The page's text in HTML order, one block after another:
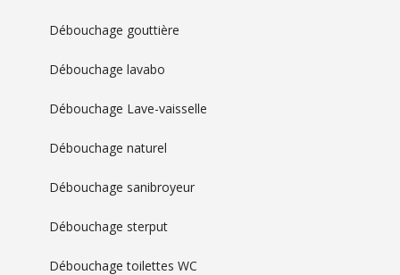
Débouchage gouttière
Débouchage lavabo
Débouchage Lave-vaisselle
Débouchage naturel
Débouchage sanibroyeur
Débouchage sterput
Débouchage toilettes WC